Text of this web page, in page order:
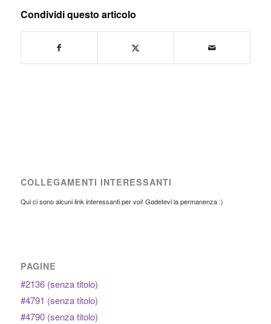
Condividi questo articolo
COLLEGAMENTI INTERESSANTI
Qui ci sono alcuni link interessanti per voi! Godetevi la permanenza :)
PAGINE
#2136 (senza titolo)
#4791 (senza titolo)
#4790 (senza titolo)